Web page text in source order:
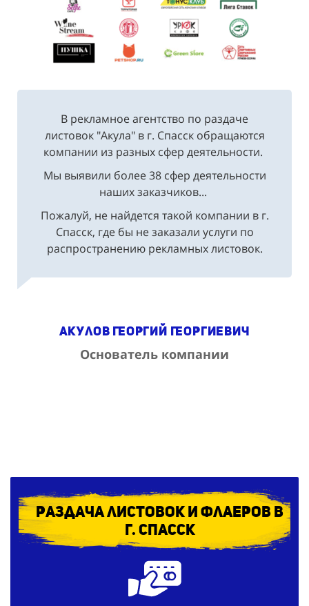
В рекламное агентство по раздаче
листовок "Акула" в г. Спасск обращаются
компании из разных сфер деятельности.
Мы выявили более 38 сфер деятельности
наших заказчиков...
Пожалуй, не найдется такой компании в г.
Спасск, где бы не заказали услуги по
распространению рекламных листовок.
Акулов Георгий Георгиевич
Основатель компании
Раздача листовок и флаеров в
г. Спасск